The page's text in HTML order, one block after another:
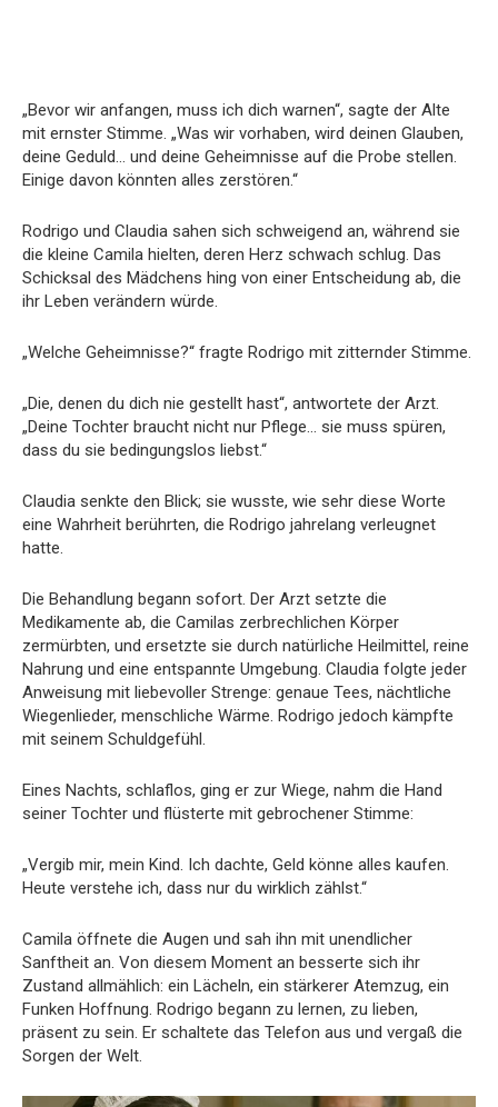
„Bevor wir anfangen, muss ich dich warnen“, sagte der Alte
mit ernster Stimme. „Was wir vorhaben, wird deinen Glauben,
deine Geduld… und deine Geheimnisse auf die Probe stellen.
Einige davon könnten alles zerstören.“
Rodrigo und Claudia sahen sich schweigend an, während sie
die kleine Camila hielten, deren Herz schwach schlug. Das
Schicksal des Mädchens hing von einer Entscheidung ab, die
ihr Leben verändern würde.
„Welche Geheimnisse?“ fragte Rodrigo mit zitternder Stimme.
„Die, denen du dich nie gestellt hast“, antwortete der Arzt.
„Deine Tochter braucht nicht nur Pflege… sie muss spüren,
dass du sie bedingungslos liebst.“
Claudia senkte den Blick; sie wusste, wie sehr diese Worte
eine Wahrheit berührten, die Rodrigo jahrelang verleugnet
hatte.
Die Behandlung begann sofort. Der Arzt setzte die
Medikamente ab, die Camilas zerbrechlichen Körper
zermürbten, und ersetzte sie durch natürliche Heilmittel, reine
Nahrung und eine entspannte Umgebung. Claudia folgte jeder
Anweisung mit liebevoller Strenge: genaue Tees, nächtliche
Wiegenlieder, menschliche Wärme. Rodrigo jedoch kämpfte
mit seinem Schuldgefühl.
Eines Nachts, schlaflos, ging er zur Wiege, nahm die Hand
seiner Tochter und flüsterte mit gebrochener Stimme:
„Vergib mir, mein Kind. Ich dachte, Geld könne alles kaufen.
Heute verstehe ich, dass nur du wirklich zählst.“
Camila öffnete die Augen und sah ihn mit unendlicher
Sanftheit an. Von diesem Moment an besserte sich ihr
Zustand allmählich: ein Lächeln, ein stärkerer Atemzug, ein
Funken Hoffnung. Rodrigo begann zu lernen, zu lieben,
präsent zu sein. Er schaltete das Telefon aus und vergaß die
Sorgen der Welt.